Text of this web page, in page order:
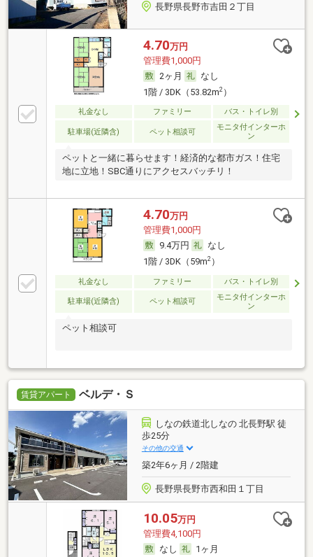
長野県長野市吉田２丁目
4.70万円
管理費1,000円
2ヶ月
なし
1階 / 3DK（53.82m2）
礼金なし ファミリー バス・トイレ別
駐車場(近隣含) ペット相談可
モニタ付インターホ
ン
ペットと一緒に暮らせます！経済的な都市ガス！住宅
地に立地！SBC通りにアクセスバッチリ！
4.70万円
管理費1,000円
9.4万円
なし
1階 / 3DK（59m2）
礼金なし ファミリー バス・トイレ別
駐車場(近隣含) ペット相談可
モニタ付インターホ
ン
ペット相談可
賃貸アパート ベルデ・Ｓ
しなの鉄道北しなの 北長野駅 徒
歩25分
その他の交通
築2年6ヶ月 / 2階建
長野県長野市西和田１丁目
10.05万円
管理費4,100円
なし
1ヶ月